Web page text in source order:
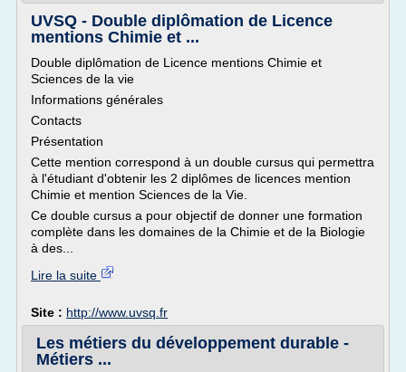
UVSQ - Double diplômation de Licence
mentions Chimie et ...
Double diplômation de Licence mentions Chimie et
Sciences de la vie
Informations générales
Contacts
Présentation
Cette mention correspond à un double cursus qui permettra
à l'étudiant d'obtenir les 2 diplômes de licences mention
Chimie et mention Sciences de la Vie.
Ce double cursus a pour objectif de donner une formation
complète dans les domaines de la Chimie et de la Biologie
à des...
Lire la suite
Site : http://www.uvsq.fr
Les métiers du développement durable -
Métiers ...